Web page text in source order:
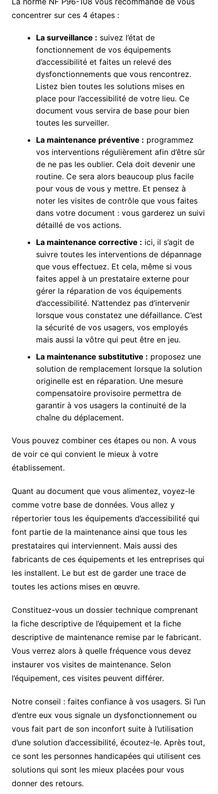
concentrer sur ces 4 étapes :
La surveillance : suivez l’état de
fonctionnement de vos équipements
d’accessibilité et faites un relevé des
dysfonctionnements que vous rencontrez.
Listez bien toutes les solutions mises en
place pour l’accessibilité de votre lieu. Ce
document vous servira de base pour bien
toutes les surveiller.
La maintenance préventive : programmez
vos interventions régulièrement afin d’être sûr
de ne pas les oublier. Cela doit devenir une
routine. Ce sera alors beaucoup plus facile
pour vous de vous y mettre. Et pensez à
noter les visites de contrôle que vous faites
dans votre document : vous garderez un suivi
détaillé de vos actions.
La maintenance corrective : ici, il s’agit de
suivre toutes les interventions de dépannage
que vous effectuez. Et cela, même si vous
faites appel à un prestataire externe pour
gérer la réparation de vos équipements
d’accessibilité. N’attendez pas d’intervenir
lorsque vous constatez une défaillance. C’est
la sécurité de vos usagers, vos employés
mais aussi la vôtre qui peut être en jeu.
La maintenance substitutive : proposez une
solution de remplacement lorsque la solution
originelle est en réparation. Une mesure
compensatoire provisoire permettra de
garantir à vos usagers la continuité de la
chaîne du déplacement.
Vous pouvez combiner ces étapes ou non. A vous
de voir ce qui convient le mieux à votre
établissement.
Quant au document que vous alimentez, voyez-le
comme votre base de données. Vous allez y
répertorier tous les équipements d’accessibilité qui
font partie de la maintenance ainsi que tous les
prestataires qui interviennent. Mais aussi des
fabricants de ces équipements et les entreprises qui
les installent. Le but est de garder une trace de
toutes les actions mises en œuvre.
Constituez-vous un dossier technique comprenant
la fiche descriptive de l’équipement et la fiche
descriptive de maintenance remise par le fabricant.
Vous verrez alors à quelle fréquence vous devez
instaurer vos visites de maintenance. Selon
l’équipement, ces visites peuvent différer.
Notre conseil : faites confiance à vos usagers. Si l’un
d’entre eux vous signale un dysfonctionnement ou
vous fait part de son inconfort suite à l’utilisation
d’une solution d’accessibilité, écoutez-le. Après tout,
ce sont les personnes handicapées qui utilisent ces
solutions qui sont les mieux placées pour vous
donner des retours.